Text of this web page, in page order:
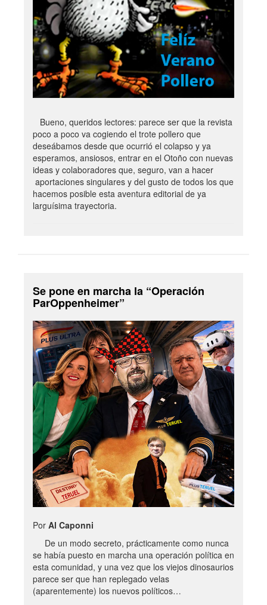
Bueno, queridos lectores: parece ser que la revista
poco a poco va cogiendo el trote pollero que
deseábamos desde que ocurrió el colapso y ya
esperamos, ansiosos, entrar en el Otoño con nuevas
ideas y colaboradores que, seguro, van a hacer
aportaciones singulares y del gusto de todos los que
hacemos posible esta aventura editorial de ya
larguísima trayectoria.
Se pone en marcha la “Operación
ParOppenheimer”
Por Al Caponni
De un modo secreto, prácticamente como nunca
se había puesto en marcha una operación política en
esta comunidad, y una vez que los viejos dinosaurios
parece ser que han replegado velas
(aparentemente) los nuevos políticos…